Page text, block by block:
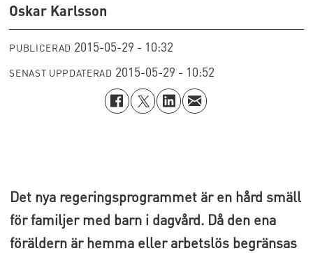
Oskar Karlsson
PUBLICERAD 2015-05-29 - 10:32
SENAST UPPDATERAD 2015-05-29 - 10:52
Det nya regeringsprogrammet är en hård smäll
för familjer med barn i dagvård. Då den ena
föräldern är hemma eller arbetslös begränsas